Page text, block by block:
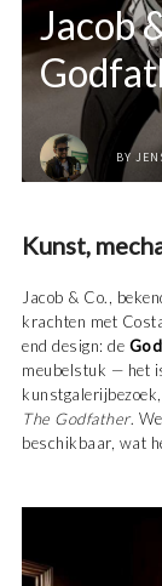
Jacob
BY
Kunst,
Jacob & Co.,
krachten met
end design: de
meubelstuk — het
The Godfather.
beschikbaar, wat